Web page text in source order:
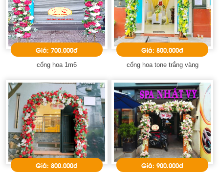
Giá: 700.000đ
cổng hoa 1m6
Giá: 800.000đ
cổng hoa tone trắng vàng
Giá: 800.000đ Giá: 900.000đ